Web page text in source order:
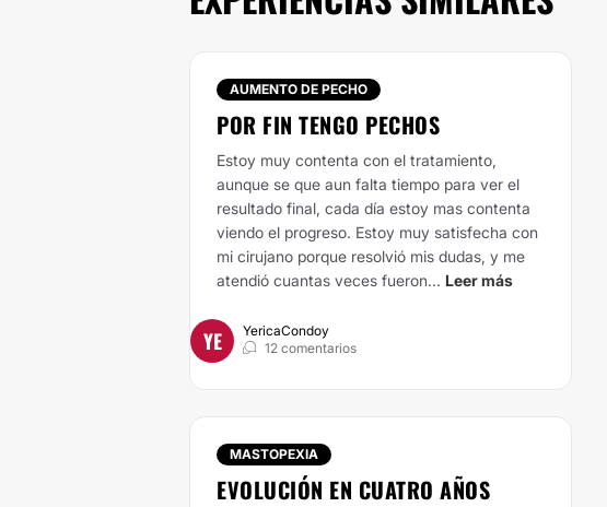
AUMENTO DE PECHO
POR FIN TENGO PECHOS
Estoy muy contenta con el tratamiento,
aunque se que aun falta tiempo para ver el
resultado final, cada día estoy mas contenta
viendo el progreso. Estoy muy satisfecha con
mi cirujano porque resolvió mis dudas, y me
atendió cuantas veces fueron... Leer más
YE
YericaCondoy
12 comentarios
MASTOPEXIA
EVOLUCIÓN EN CUATRO AÑOS